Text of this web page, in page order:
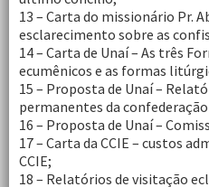
13 – Carta do missionário Pr.
esclarecimento sobre as
14 – Carta de Unaí – As três
ecumênicos e as formas
15 – Proposta de Unaí –
permanentes da confederação
16 – Proposta de Unaí –
17 – Carta da CCIE – custos
CCIE;
18 – Relatórios de visitação